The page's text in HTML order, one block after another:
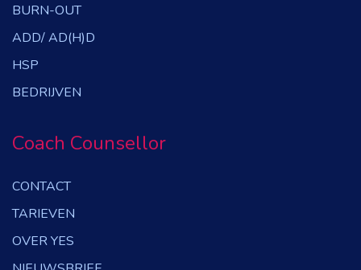
BURN-OUT
ADD/ AD(H)D
HSP
BEDRIJVEN
Coach Counsellor
CONTACT
TARIEVEN
OVER YES